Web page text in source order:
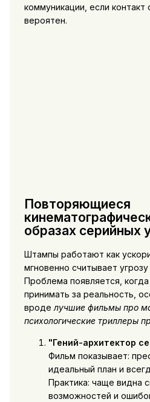
коммуникации, если контакт
вероятен.
Повторяющиеся
образах серийных
Штампы работают как
мгновенно считывает
Проблема появляется,
принимать за реальность,
вроде лучшие фильмы про
психологические триллеры
"Гений-архитектор
Фильм показывает:
идеальный план и
Практика: чаще видна
возможностей и